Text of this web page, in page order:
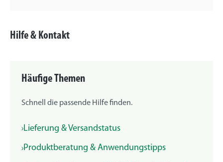
Hilfe & Kontakt
Häufige Themen
Schnell die passende Hilfe finden.
Lieferung & Versandstatus
Produktberatung & Anwendungstipps